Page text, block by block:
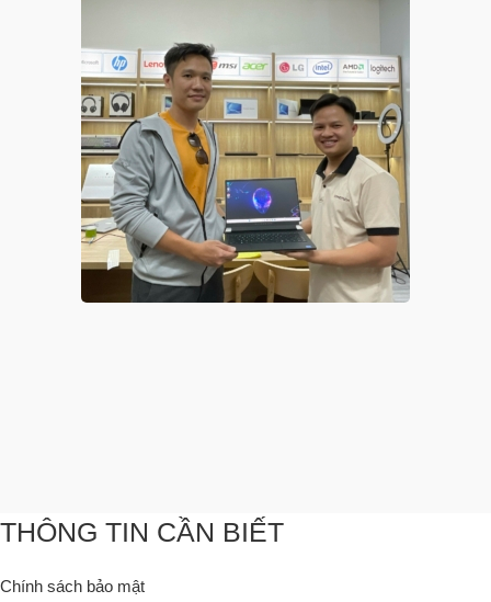
THÔNG TIN CẦN BIẾT
Chính sách bảo mật